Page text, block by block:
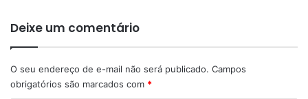
Deixe um comentário
O seu endereço de e-mail não será publicado. Campos
obrigatórios são marcados com *